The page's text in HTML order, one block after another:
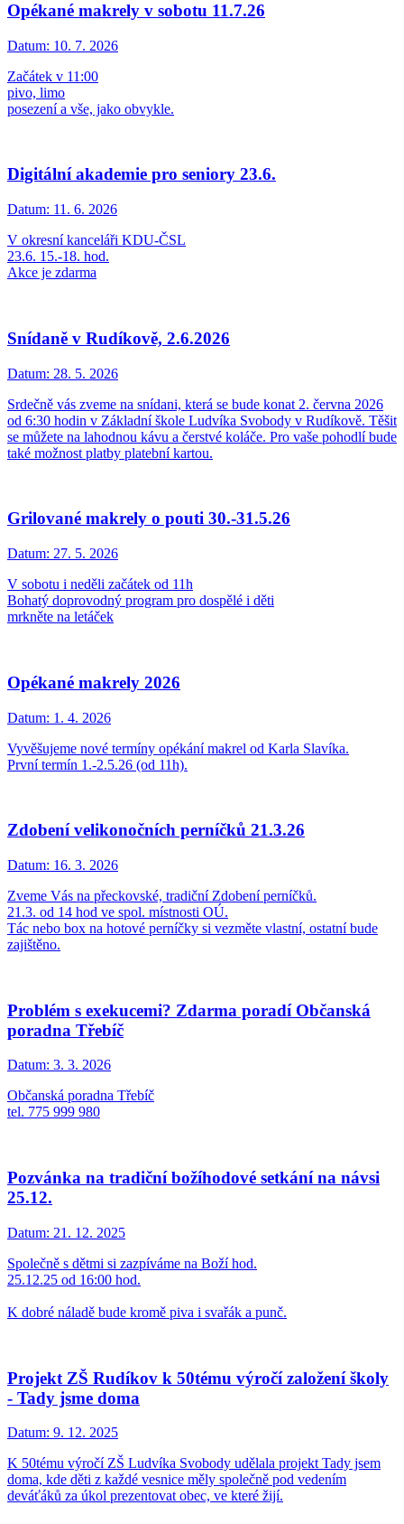
Opékané makrely v sobotu 11.7.26
Datum: 10. 7. 2026
Začátek v 11:00
pivo, limo
posezení a vše, jako obvykle.
Digitální akademie pro seniory 23.6.
Datum: 11. 6. 2026
V okresní kanceláři KDU-ČSL
23.6. 15.-18. hod.
Akce je zdarma
Snídaně v Rudíkově, 2.6.2026
Datum: 28. 5. 2026
Srdečně vás zveme na snídani, která se bude konat 2. června 2026
od 6:30 hodin v Základní škole Ludvíka Svobody v Rudíkově. Těšit
se můžete na lahodnou kávu a čerstvé koláče. Pro vaše pohodlí bude
také možnost platby platební kartou.
Grilované makrely o pouti 30.-31.5.26
Datum: 27. 5. 2026
V sobotu i neděli začátek od 11h
Bohatý doprovodný program pro dospělé i děti
mrkněte na letáček
Opékané makrely 2026
Datum: 1. 4. 2026
Vyvěšujeme nové termíny opékání makrel od Karla Slavíka.
První termín 1.-2.5.26 (od 11h).
Zdobení velikonočních perníčků 21.3.26
Datum: 16. 3. 2026
Zveme Vás na přeckovské, tradiční Zdobení perníčků.
21.3. od 14 hod ve spol. místnosti OÚ.
Tác nebo box na hotové perníčky si vezměte vlastní, ostatní bude
zajištěno.
Problém s exekucemi? Zdarma poradí Občanská
poradna Třebíč
Datum: 3. 3. 2026
Občanská poradna Třebíč
tel. 775 999 980
Pozvánka na tradiční božíhodové setkání na návsi
25.12.
Datum: 21. 12. 2025
Společně s dětmi si zazpíváme na Boží hod.
25.12.25 od 16:00 hod.
K dobré náladě bude kromě piva i svařák a punč.
Projekt ZŠ Rudíkov k 50tému výročí založení školy
- Tady jsme doma
Datum: 9. 12. 2025
K 50tému výročí ZŠ Ludvíka Svobody udělala projekt Tady jsem
doma, kde děti z každé vesnice měly společně pod vedením
deváťáků za úkol prezentovat obec, ve které žijí.